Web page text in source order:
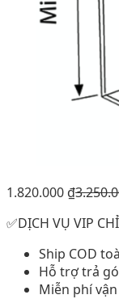
1.820.000 ₫
✅DỊCH VỤ VIP
Ship COD
Hỗ trợ trả
Miễn phí